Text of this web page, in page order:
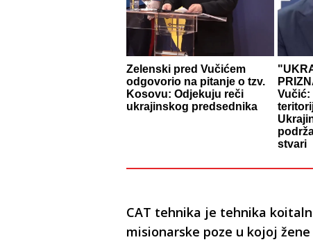
Zelenski pred Vučićem
odgovorio na pitanje o tzv.
Kosovu: Odjekuju reči
ukrajinskog predsednika
Vučić:
stvari
CAT tehnika je tehnika
misionarske poze u kojoj